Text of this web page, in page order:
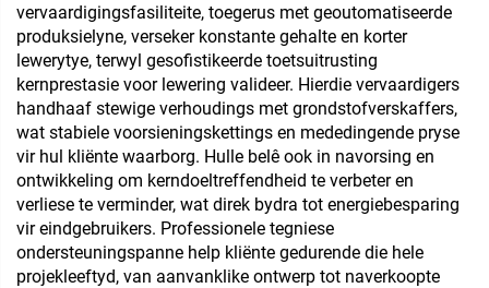
vervaardigingsfasiliteite, toegerus met geoutomatiseerde
produksielyne, verseker konstante gehalte en korter
lewerytye, terwyl gesofistikeerde toetsuitrusting
kernprestasie voor lewering valideer. Hierdie vervaardigers
handhaaf stewige verhoudings met grondstofverskaffers,
wat stabiele voorsieningskettings en mededingende pryse
vir hul kliënte waarborg. Hulle belê ook in navorsing en
ontwikkeling om kerndoeltreffendheid te verbeter en
verliese te verminder, wat direk bydra tot energiebesparing
vir eindgebruikers. Professionele tegniese
ondersteuningspanne help kliënte gedurende die hele
projekleeftyd, van aanvanklike ontwerp tot naverkoopte